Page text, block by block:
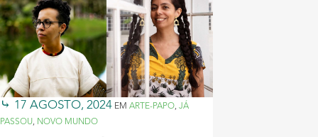
17 AGOSTO, 2024 EM ARTE-PAPO, JÁ
PASSOU, NOVO MUNDO